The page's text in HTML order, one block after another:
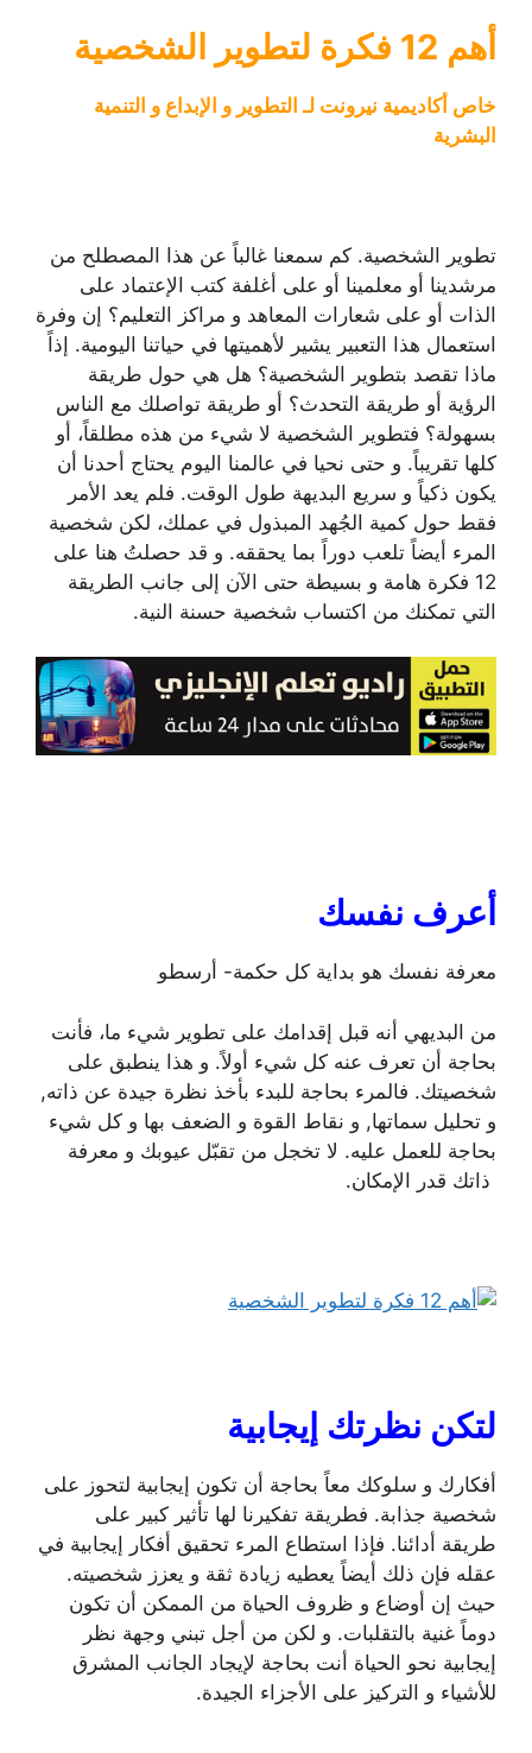
أهم 12 فكرة لتطوير الشخصية
خاص أكاديمية نيرونت لـ التطوير و الإبداع و التنمية
البشرية
تطوير الشخصية. كم سمعنا غالباً عن هذا المصطلح من
مرشدينا أو معلمينا أو على أغلفة كتب الإعتماد على
الذات أو على شعارات المعاهد و مراكز التعليم؟ إن وفرة
استعمال هذا التعبير يشير لأهميتها في حياتنا اليومية. إذاً
ماذا تقصد بتطوير الشخصية؟ هل هي حول طريقة
الرؤية أو طريقة التحدث؟ أو طريقة تواصلك مع الناس
بسهولة؟ فتطوير الشخصية لا شيء من هذه مطلقاً، أو
كلها تقريباً. و حتى نحيا في عالمنا اليوم يحتاج أحدنا أن
يكون ذكياً و سريع البديهة طول الوقت. فلم يعد الأمر
فقط حول كمية الجُهد المبذول في عملك، لكن شخصية
المرء أيضاً تلعب دوراً بما يحققه. و قد حصلتُ هنا على
12 فكرة هامة و بسيطة حتى الآن إلى جانب الطريقة
التي تمكنك من اكتساب شخصية حسنة النية.
أعرف نفسك
معرفة نفسك هو بداية كل حكمة- أرسطو
من البديهي أنه قبل إقدامك على تطوير شيء ما، فأنت
بحاجة أن تعرف عنه كل شيء أولاً. و هذا ينطبق على
شخصيتك. فالمرء بحاجة للبدء بأخذ نظرة جيدة عن ذاته,
و تحليل سماتها, و نقاط القوة و الضعف بها و كل شيء
بحاجة للعمل عليه. لا تخجل من تقبّل عيوبك و معرفة
ذاتك قدر الإمكان.
لتكن نظرتك إيجابية
أفكارك و سلوكك معاً بحاجة أن تكون إيجابية لتحوز على
شخصية جذابة. فطريقة تفكيرنا لها تأثير كبير على
طريقة أدائنا. فإذا استطاع المرء تحقيق أفكار إيجابية في
عقله فإن ذلك أيضاً يعطيه زيادة ثقة و يعزز شخصيته.
حيث إن أوضاع و ظروف الحياة من الممكن أن تكون
دوماً غنية بالتقلبات. و لكن من أجل تبني وجهة نظر
إيجابية نحو الحياة أنت بحاجة لإيجاد الجانب المشرق
للأشياء و التركيز على الأجزاء الجيدة.